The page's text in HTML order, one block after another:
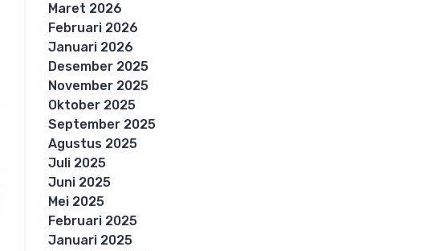
Maret 2026
Februari 2026
Januari 2026
Desember 2025
November 2025
Oktober 2025
September 2025
Agustus 2025
Juli 2025
Juni 2025
Mei 2025
Februari 2025
Januari 2025